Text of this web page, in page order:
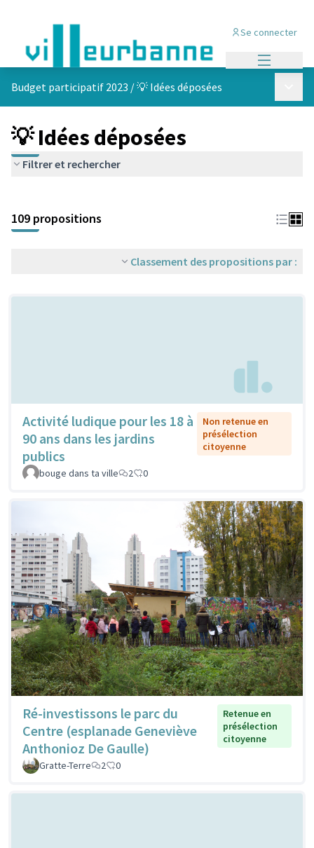
Se connecter
Budget participatif 2023 /💡 Idées déposées
💡 Idées déposées
Filtrer et rechercher
+
−
109 propositions
Classement des propositions par :
Activité ludique pour les 18 à
90 ans dans les jardins
publics
Non retenue en
présélection
citoyenne
bouge dans ta ville 2 0
Ré-investissons le parc du
Centre (esplanade Geneviève
Anthonioz De Gaulle)
Retenue en
présélection
citoyenne
Gratte-Terre 2 0